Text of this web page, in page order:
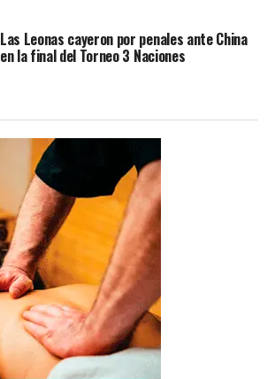
Las Leonas cayeron por penales ante China
en la final del Torneo 3 Naciones